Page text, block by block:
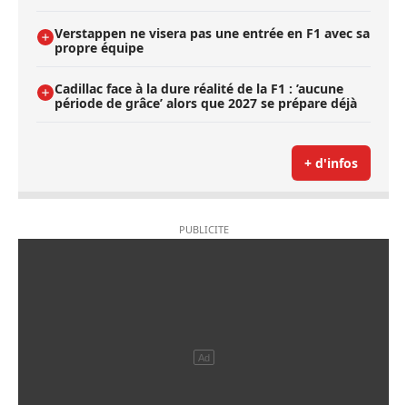
Verstappen ne visera pas une entrée en F1 avec sa
propre équipe
Cadillac face à la dure réalité de la F1 : ’aucune
période de grâce’ alors que 2027 se prépare déjà
+ d'infos